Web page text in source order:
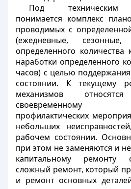
Под техническим
понимается комплекс
проводимых с
(ежедневные,
определенного количества
наработки определенного
часов) с целью
состоянии. К текущему
механизмов
своевременному
профилактических
небольших
рабочем состоянии.
при этом не заменяются и
капитальному ремонту
сложный ремонт, который
и ремонт основных